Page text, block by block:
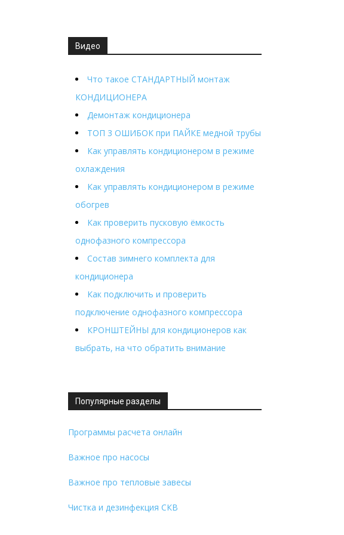
Видео
Что такое СТАНДАРТНЫЙ монтаж
КОНДИЦИОНЕРА
Демонтаж кондиционера
ТОП 3 ОШИБОК при ПАЙКЕ медной трубы
Как управлять кондиционером в режиме
охлаждения
Как управлять кондиционером в режиме
обогрев
Как проверить пусковую ёмкость
однофазного компрессора
Состав зимнего комплекта для
кондиционера
Как подключить и проверить
подключение однофазного компрессора
КРОНШТЕЙНЫ для кондиционеров как
выбрать, на что обратить внимание
Популярные разделы
Программы расчета онлайн
Важное про насосы
Важное про тепловые завесы
Чистка и дезинфекция СКВ